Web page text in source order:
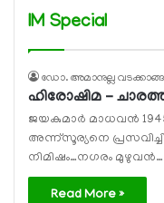
IM Special
ഡോ. അമാനുല്ല
ഹിരോഷിമ –
ജയകുമാര്‍ മാധവന്‍
അന്ന്സൂര്യനെ
നിമിഷം…നഗരം മുഴുവൻ…
Read More »